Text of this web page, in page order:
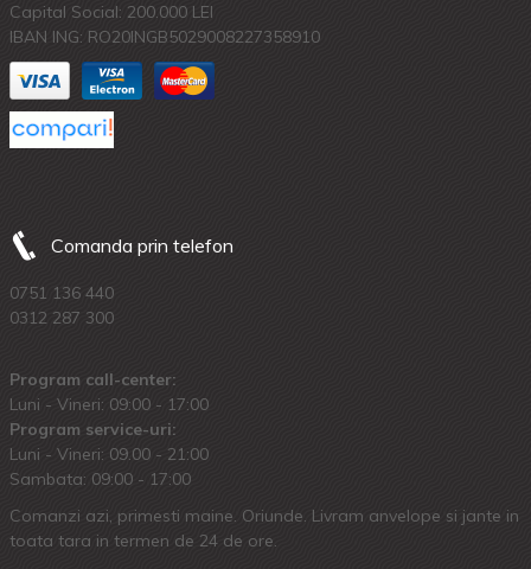
Capital Social: 200.000 LEI
IBAN ING: RO20INGB5029008227358910
Comanda prin telefon
0751 136 440
0312 287 300
Program call-center:
Luni - Vineri: 09:00 - 17:00
Program service-uri:
Luni - Vineri: 09.00 - 21:00
Sambata: 09:00 - 17:00
Comanzi azi, primesti maine. Oriunde. Livram anvelope si jante in
toata tara in termen de 24 de ore.